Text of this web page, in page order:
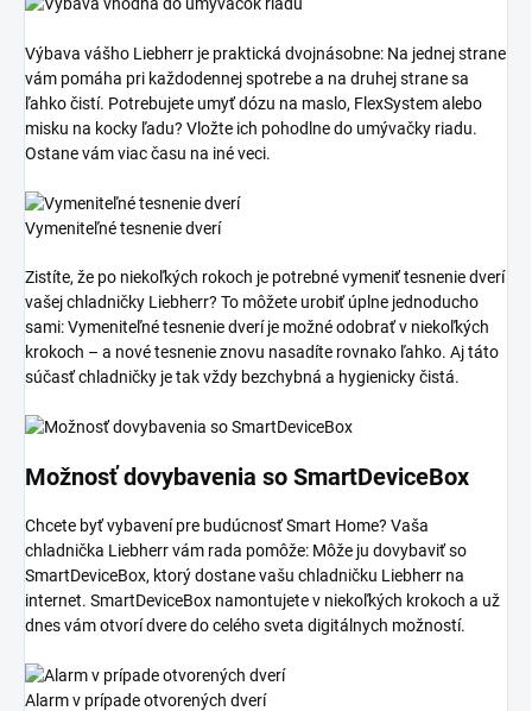
Výbava vášho Liebherr je praktická dvojnásobne: Na jednej strane
vám pomáha pri každodennej spotrebe a na druhej strane sa
ľahko čistí. Potrebujete umyť dózu na maslo, FlexSystem alebo
misku na kocky ľadu? Vložte ich pohodlne do umývačky riadu.
Ostane vám viac času na iné veci.
Vymeniteľné tesnenie dverí
Zistíte, že po niekoľkých rokoch je potrebné vymeniť tesnenie dverí
vašej chladničky Liebherr? To môžete urobiť úplne jednoducho
sami: Vymeniteľné tesnenie dverí je možné odobrať v niekoľkých
krokoch – a nové tesnenie znovu nasadíte rovnako ľahko. Aj táto
súčasť chladničky je tak vždy bezchybná a hygienicky čistá.
Možnosť dovybavenia so SmartDeviceBox
Chcete byť vybavení pre budúcnosť Smart Home? Vaša
chladnička Liebherr vám rada pomôže: Môže ju dovybaviť so
SmartDeviceBox, ktorý dostane vašu chladničku Liebherr na
internet. SmartDeviceBox namontujete v niekoľkých krokoch a už
dnes vám otvorí dvere do celého sveta digitálnych možností.
Alarm v prípade otvorených dverí